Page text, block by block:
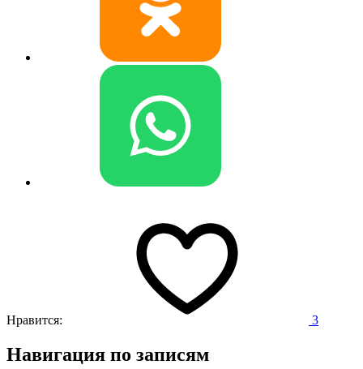
Нравится: 3
Навигация по записям